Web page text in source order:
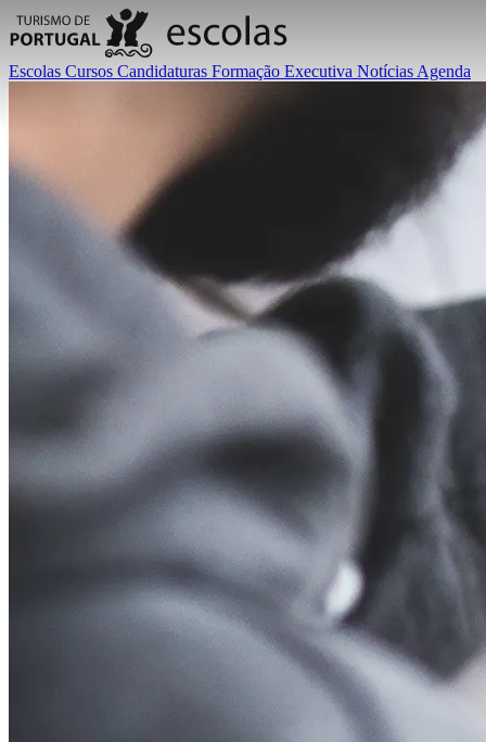
Escolas Cursos Candidaturas Formação Executiva Notícias Agenda